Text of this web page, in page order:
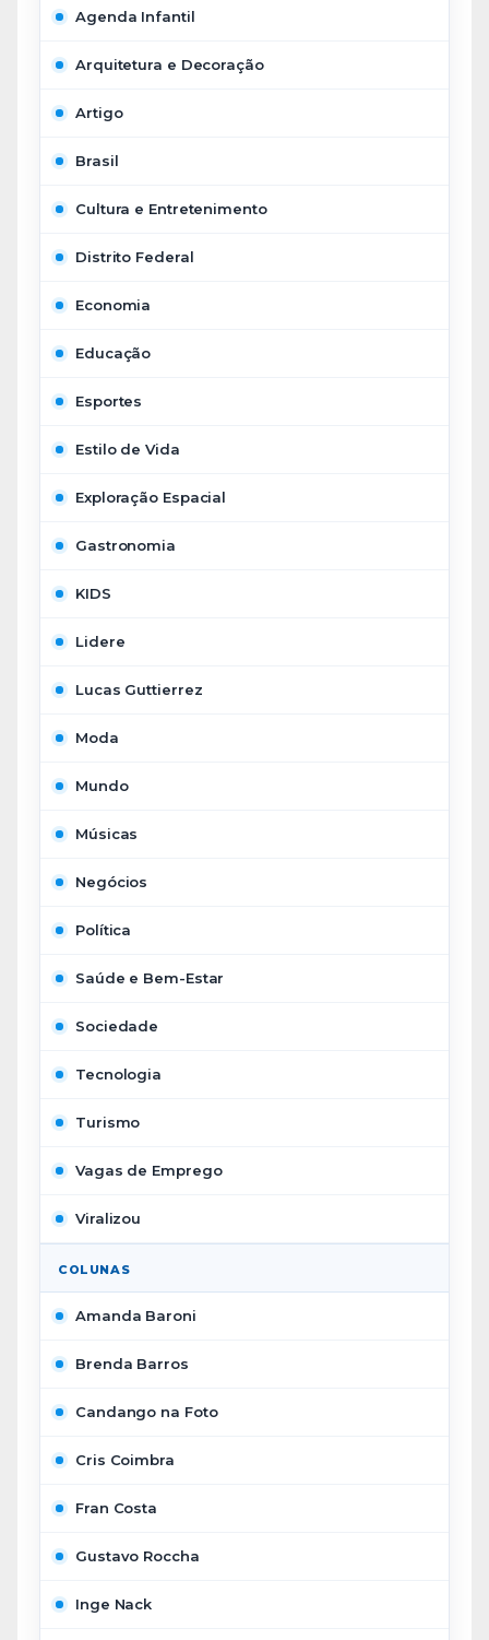
Agenda Infantil
Arquitetura e Decoração
Artigo
Brasil
Cultura e Entretenimento
Distrito Federal
Economia
Educação
Esportes
Estilo de Vida
Exploração Espacial
Gastronomia
KIDS
Lidere
Lucas Guttierrez
Moda
Mundo
Músicas
Negócios
Política
Saúde e Bem-Estar
Sociedade
Tecnologia
Turismo
Vagas de Emprego
Viralizou
COLUNAS
Amanda Baroni
Brenda Barros
Candango na Foto
Cris Coimbra
Fran Costa
Gustavo Roccha
Inge Nack